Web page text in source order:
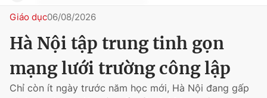
Giáo dục
Thể thao
Xã hội
Kinh tế
Thế giới
Giáo dục06/08/2026
Hà Nội tập trung tinh gọn
mạng lưới trường công lập
Chỉ còn ít ngày trước năm học mới, Hà Nội đang gấp